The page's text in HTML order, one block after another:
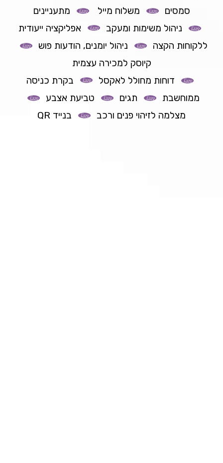
סמסים
משלוח מייל
מתעניינים
ניהול משימות ומעקב
אפליקציה ייעודית
ללקוחות הקצה
ניהול יומנים, הודעות פוש
קיוסק למכירה עצמית
דוחות מחולל לאקסל
בקרת כניסה
ממוחשבת
תגים
טביעת אצבע
מצלמה לזיהוי פנים ורכב
בנייד QR